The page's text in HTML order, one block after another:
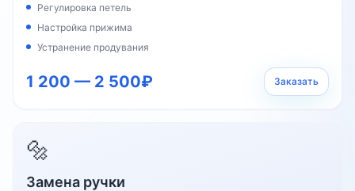
Регулировка петель
Настройка прижима
Устранение продувания
1 200 — 2 500₽ Заказать
🔩
Замена ручки